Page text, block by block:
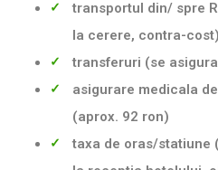
transportul din/ spre
la cerere, contra-cost)
transferuri (se
asigurare medicala
(aprox. 92 ron)
taxa de oras/statiune